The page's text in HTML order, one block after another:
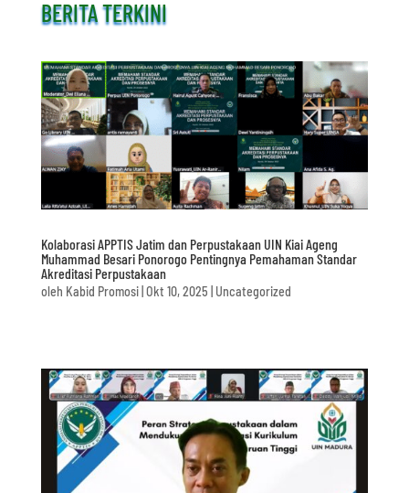
BERITA TERKINI
Kolaborasi APPTIS Jatim dan Perpustakaan UIN Kiai Ageng
Muhammad Besari Ponorogo Pentingnya Pemahaman Standar
Akreditasi Perpustakaan
oleh Kabid Promosi| Okt 10, 2025 Uncategorized